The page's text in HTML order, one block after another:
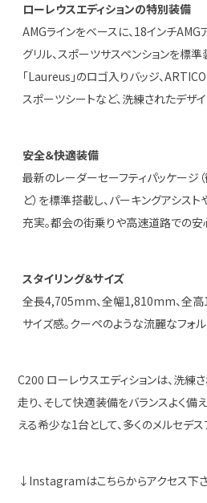
ローレウスエディションの特別装備
AMGラインをベースに、18インチAMG
グリル、スポーツサスペンションを標準
「Laureus」のロゴ入りバッジ、
スポーツシートなど、洗練されたデザ
安全＆快適装備
最新のレーダーセーフティパッケージ
ど）を標準搭載し、パーキングアシス
充実。都会の街乗りや高速道路での安
スタイリング＆サイズ
全長4,705mm、全幅1,810mm、全
サイズ感。クーペのような流麗なフォ
C200 ローレウスエディションは、洗練
走り、そして快適装備をバランスよく
える希少な1台として、多くのメルセデス
↓Instagramはこちらからアクセス下さ